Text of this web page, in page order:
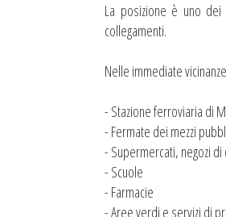
La posizione è uno
collegamenti.
Nelle immediate
- Stazione ferroviaria di
- Fermate dei mezzi
- Supermercati, negozi
- Scuole
- Farmacie
- Aree verdi e servizi di